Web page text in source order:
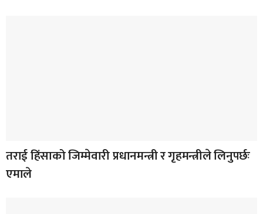
तराई हिंसाको जिम्मेवारी प्रधानमन्त्री र गृहमन्त्रीले लिनुपर्छः
एमाले